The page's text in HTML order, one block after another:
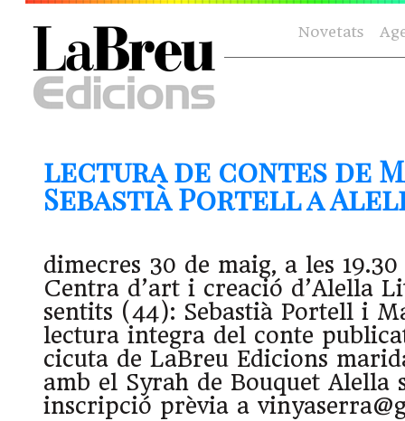
Novetats
lectura de contes de
Sebastià Portell a
dimecres 30 de maig, a les
Centra d’art i creació d’Alella
sentits (44): Sebastià Portell i
lectura integra del conte
cicuta de LaBreu Edicions
amb el Syrah de Bouquet Alella
inscripció prèvia a